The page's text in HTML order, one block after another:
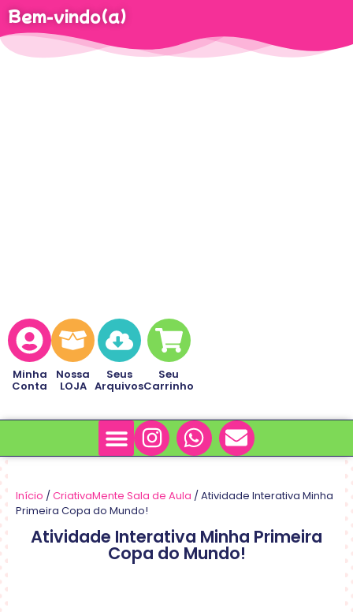
Bem-vindo(a)
Minha
Conta
Nossa
LOJA
Seus
Arquivos
Seu
Carrinho
Início /CriativaMente Sala de Aula / Atividade Interativa Minha
Primeira Copa do Mundo!
Atividade Interativa Minha Primeira
Copa do Mundo!